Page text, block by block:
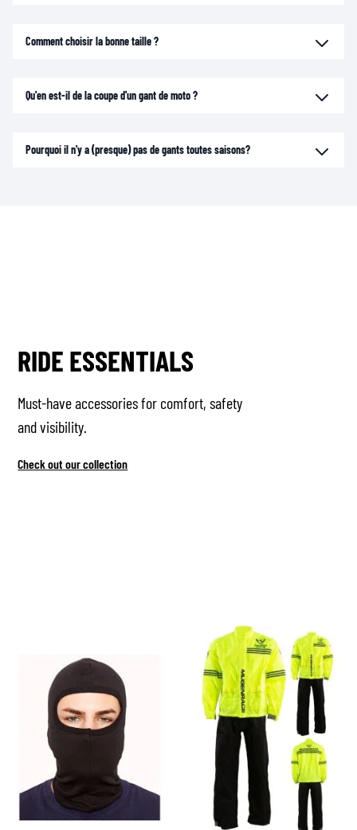
Comment choisir la bonne taille ?
Qu'en est-il de la coupe d'un gant de moto ?
Pourquoi il n'y a (presque) pas de gants toutes saisons?
RIDE ESSENTIALS
Must-have accessories for comfort, safety
and visibility.
Check out our collection